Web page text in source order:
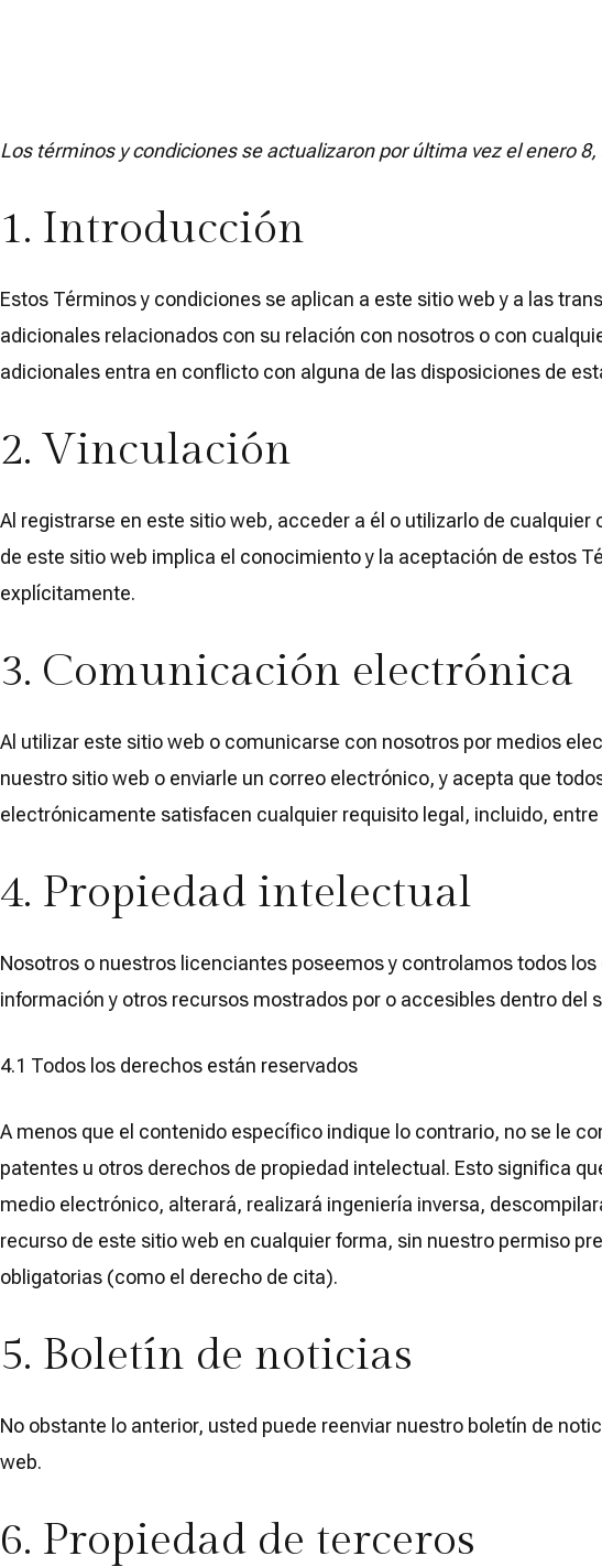
Los términos y condiciones se actualizaron por última vez el enero 8,
1. Introducción
Estos Términos y condiciones se aplican a este sitio web y a las
adicionales relacionados con su relación con nosotros o con
adicionales entra en conflicto con alguna de las disposiciones de
2. Vinculación
Al registrarse en este sitio web, acceder a él o utilizarlo de
de este sitio web implica el conocimiento y la aceptación de estos
explícitamente.
3. Comunicación electrónica
Al utilizar este sitio web o comunicarse con nosotros por medios
nuestro sitio web o enviarle un correo electrónico, y acepta que
electrónicamente satisfacen cualquier requisito legal, incluido,
4. Propiedad intelectual
Nosotros o nuestros licenciantes poseemos y controlamos todos
información y otros recursos mostrados por o accesibles dentro del
4.1 Todos los derechos están reservados
A menos que el contenido específico indique lo contrario, no se le
patentes u otros derechos de propiedad intelectual. Esto significa
medio electrónico, alterará, realizará ingeniería inversa,
recurso de este sitio web en cualquier forma, sin nuestro permiso
obligatorias (como el derecho de cita).
5. Boletín de noticias
No obstante lo anterior, usted puede reenviar nuestro boletín de
web.
6. Propiedad de terceros